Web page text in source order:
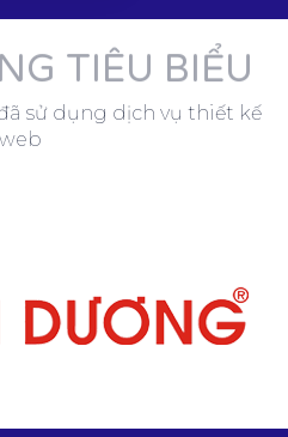
TIÊU BIỂU
sử dụng dịch vụ thiết kế
web